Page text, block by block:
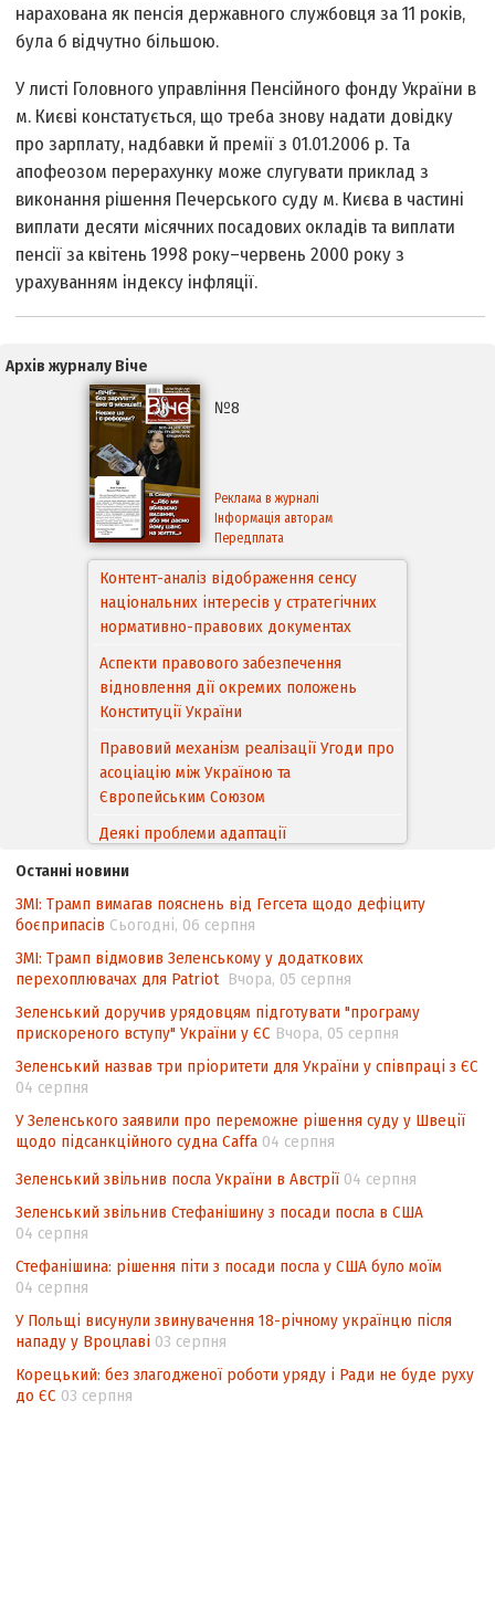
нарахована як пенсія державного службовця за 11 років,
була б відчутно більшою.
У листі Головного управління Пенсійного фонду України в
м. Києві констатується, що треба знову надати довідку
про зарплату, надбавки й премії з 01.01.2006 р. Та
апофеозом перерахунку може слугувати приклад з
виконання рішення Печерського суду м. Києва в частині
виплати десяти місячних посадових окладів та виплати
пенсії за квітень 1998 року–червень 2000 року з
урахуванням індексу інфляції.
Архів журналу Віче
№8
Реклама в журналі
Інформація авторам
Передплата
Контент-аналіз відображення сенсу
національних інтересів у стратегічних
нормативно-правових документах
Аспекти правового забезпечення
відновлення дії окремих положень
Конституції України
Правовий механізм реалізації Угоди про
асоціацію між Україною та
Європейським Cоюзом
Деякі проблеми адаптації
походження товарів відповідно до
Угоди про торговельні аспекти прав
інтелектуальної власності (TRIPS) у
контексті євроінтеграції
Аналіз виборчого законодавства щодо
невизначеності механізму повторного
підрахунку голосів виборців
Інформаційна безпека суспільства
Останні новини
ЗМІ: Трамп вимагав пояснень від Гегсета щодо дефіциту
боєприпасів Сьогодні, 06 серпня
ЗМІ: Трамп відмовив Зеленському у додаткових
перехоплювачах для Patriot Вчора, 05 серпня
Зеленський доручив урядовцям підготувати "програму
прискореного вступу" України у ЄС Вчора, 05 серпня
Зеленський назвав три пріоритети для України у співпраці з ЄС
04 серпня
У Зеленського заявили про переможне рішення суду у Швеції
щодо підсанкційного судна Caffa 04 серпня
Зеленський звільнив посла України в Австрії 04 серпня
Зеленський звільнив Стефанішину з посади посла в США
04 серпня
Стефанішина: рішення піти з посади посла у США було моїм
04 серпня
У Польщі висунули звинувачення 18-річному українцю після
нападу у Вроцлаві 03 серпня
Корецький: без злагодженої роботи уряду і Ради не буде руху
до ЄС 03 серпня